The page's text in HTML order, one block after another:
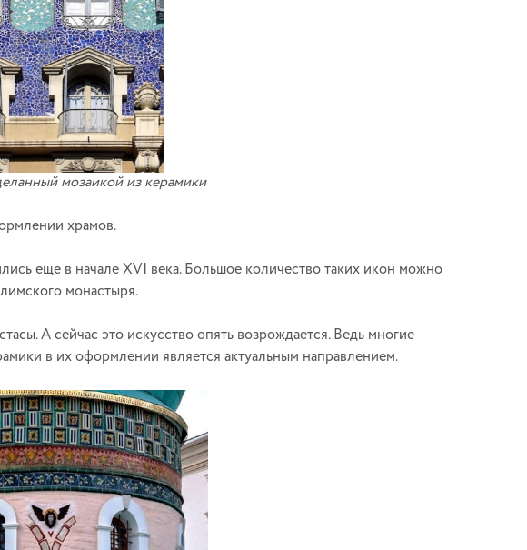
мозаикой из керамики
храмов.
еще в начале XVI века. Большое количество таких икон можно
монастыря.
А сейчас это искусство опять возрождается. Ведь многие
в их оформлении является актуальным направлением.